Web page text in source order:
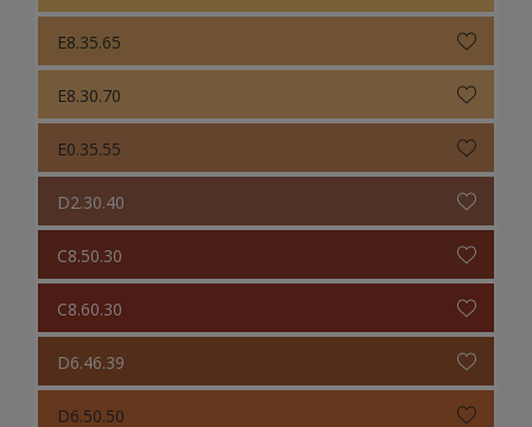
E8.35.65
E8.30.70
E0.35.55
D2.30.40
C8.50.30
C8.60.30
D6.46.39
D6.50.50